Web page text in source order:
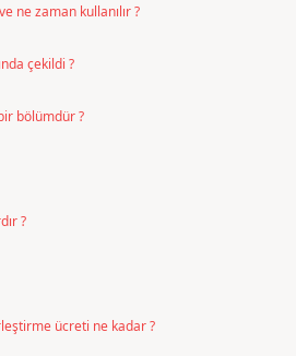
ne zaman kullanılır ?
çekildi ?
bölümdür ?
?
ücreti ne kadar ?